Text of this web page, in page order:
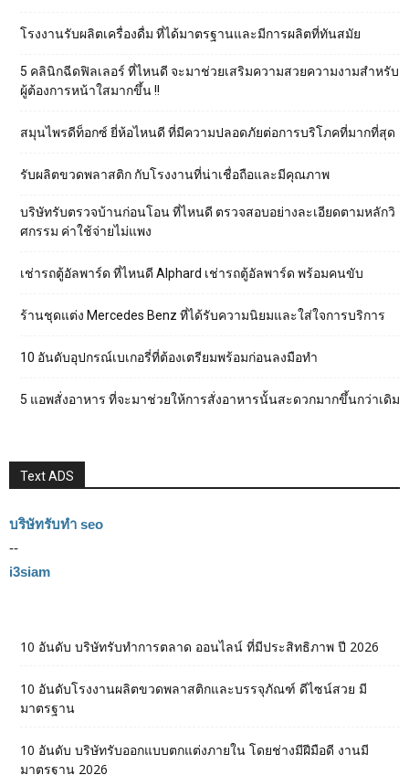
โรงงานรับผลิตเครื่องดื่ม ที่ได้มาตรฐานและมีการผลิตที่ทันสมัย
5 คลินิกฉีดฟิลเลอร์ ที่ไหนดี จะมาช่วยเสริมความสวยความงามสำหรับ
ผู้ต้องการหน้าใสมากขึ้น !!
สมุนไพรดีท็อกซ์ ยี่ห้อไหนดี ที่มีความปลอดภัยต่อการบริโภคที่มากที่สุด
รับผลิตขวดพลาสติก กับโรงงานที่น่าเชื่อถือและมีคุณภาพ
บริษัทรับตรวจบ้านก่อนโอน ที่ไหนดี ตรวจสอบอย่างละเอียดตามหลักวิ
ศกรรม ค่าใช้จ่ายไม่แพง
เช่ารถตู้อัลพาร์ด ที่ไหนดี Alphard เช่ารถตู้อัลพาร์ด พร้อมคนขับ
ร้านชุดแต่ง Mercedes Benz ที่ได้รับความนิยมและใส่ใจการบริการ
10 อันดับอุปกรณ์เบเกอรี่ที่ต้องเตรียมพร้อมก่อนลงมือทำ
5 แอพสั่งอาหาร ที่จะมาช่วยให้การสั่งอาหารนั้นสะดวกมากขึ้นกว่าเดิม
Text ADS
บริษัทรับทำ seo
--
i3siam
10 อันดับ บริษัทรับทำการตลาด ออนไลน์ ที่มีประสิทธิภาพ ปี 2026
10 อันดับโรงงานผลิตขวดพลาสติกและบรรจุภัณฑ์ ดีไซน์สวย มี
มาตรฐาน
10 อันดับ บริษัทรับออกแบบตกแต่งภายใน โดยช่างมีฝีมือดี งานมี
มาตรฐาน 2026